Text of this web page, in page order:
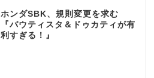
ホンダSBK、規則変更を求む
『バウティスタ＆ドゥカティが有
利すぎる！』